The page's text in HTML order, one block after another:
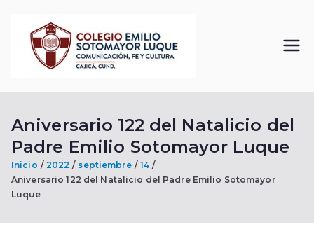
contenido
Emilio
Sotom
Comunicación, Fe
Aniversario 122 del Natalicio del
Padre Emilio Sotomayor Luque
Inicio 2022 septiembre
14
Aniversario 122 del Natalicio del Padre Emilio Sotomayor
Luque